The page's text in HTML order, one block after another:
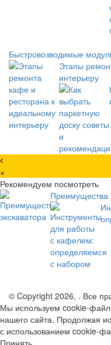
Быстровозводимые
Этапы
интерьеру
×
Рекомендуем посмотреть
Преимущества
© Copyright 2026, . Все
Мы используем cookie-
нашего сайта. Продолжая
с использованием cookie-
Принять